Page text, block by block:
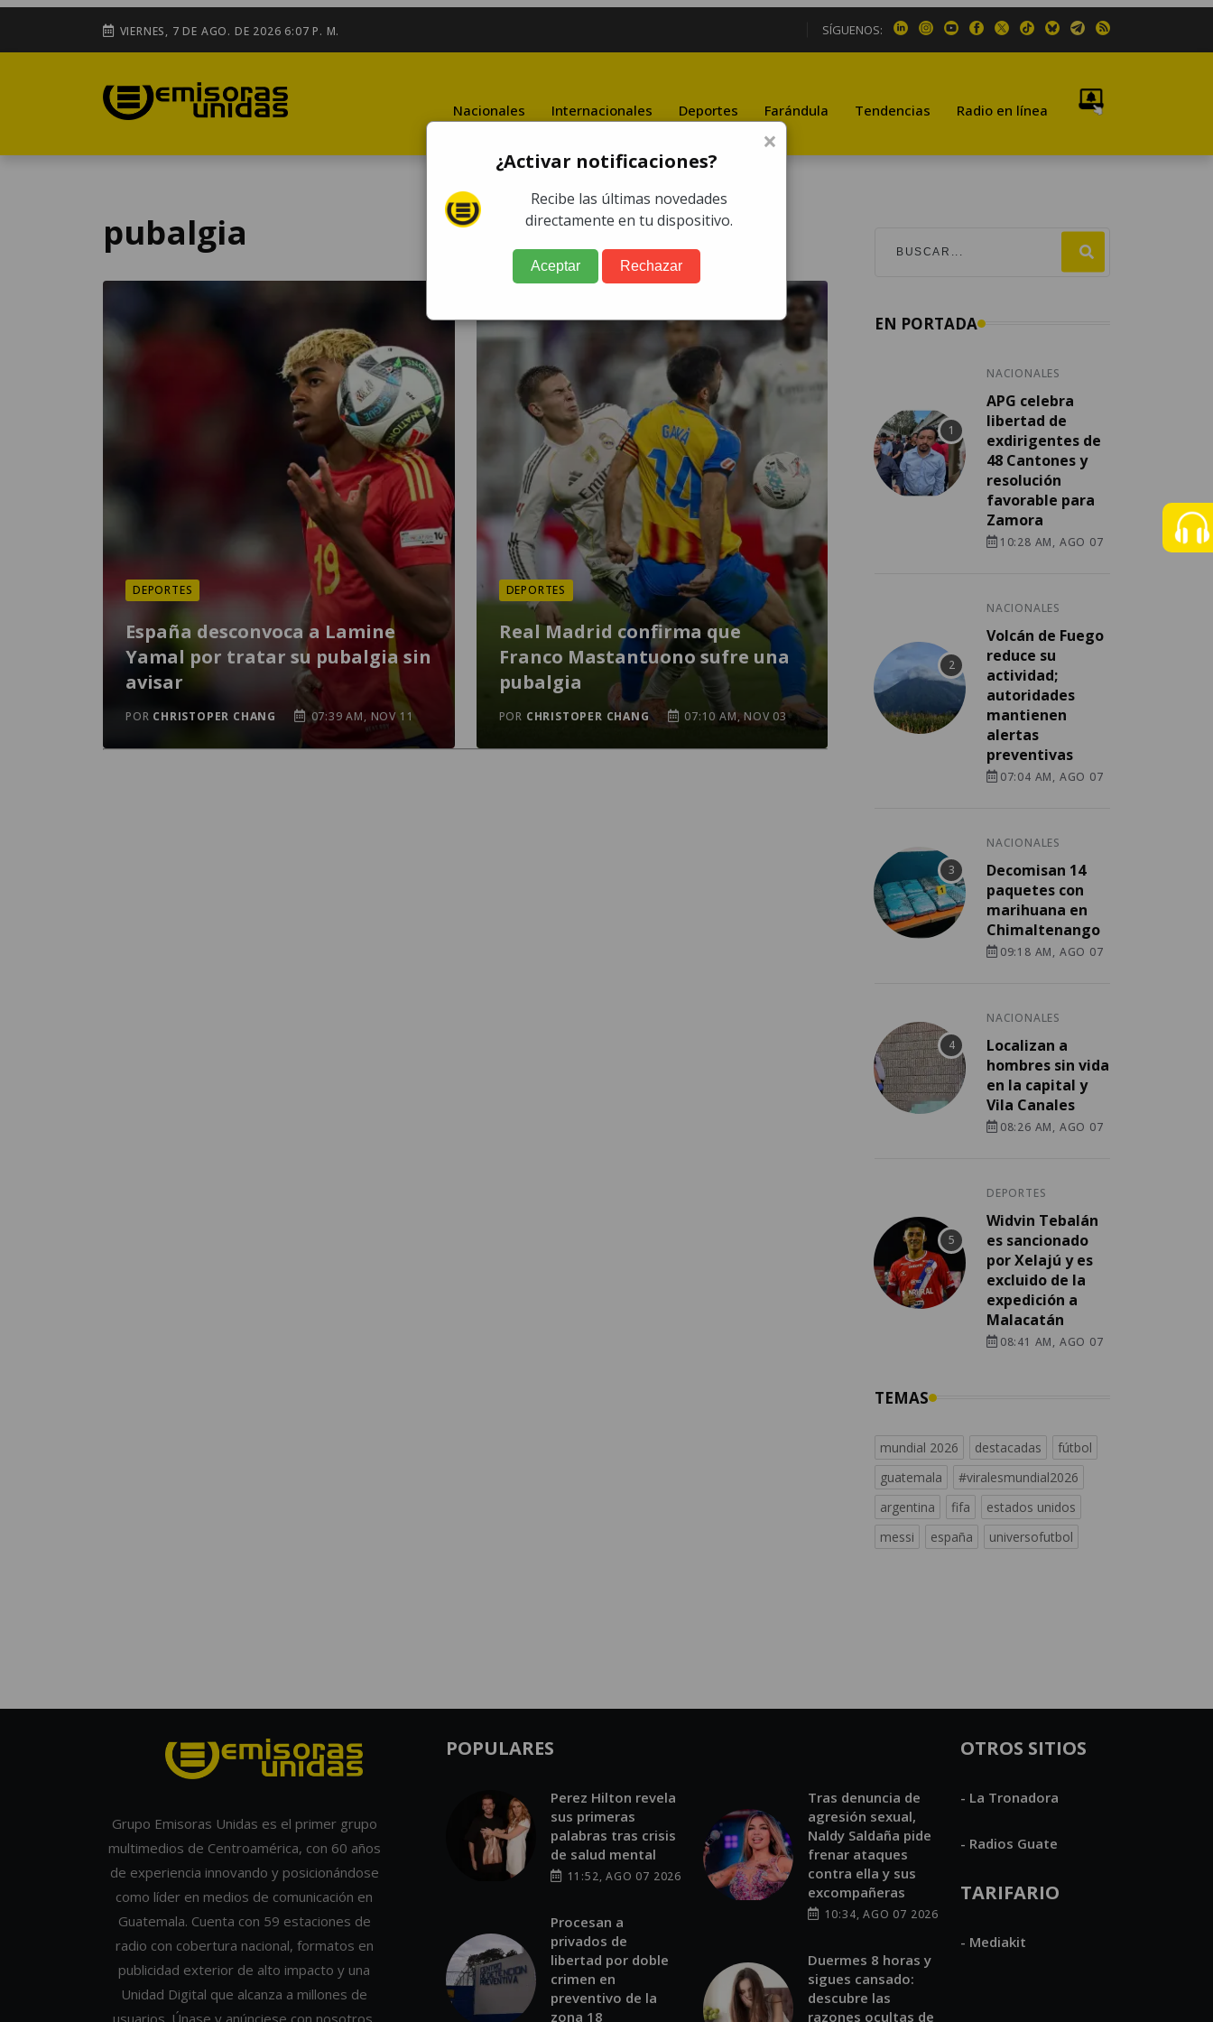
VIERNES, 7 DE AGO. DE 2026 6:07 P. M. SÍGUENOS:
Nacionales Internacionales Deportes Farándula Tendencias Radio en línea
pubalgia
DEPORTES
España desconvoca a Lamine
Yamal por tratar su pubalgia sin
avisar
POR CHRISTOPER CHANG 07:39 AM, NOV 11
DEPORTES
Real Madrid confirma que
Franco Mastantuono sufre una
pubalgia
POR CHRISTOPER CHANG 07:10 AM, NOV 03
EN PORTADA
NACIONALES
APG celebra
libertad de
exdirigentes de
48 Cantones y
resolución
favorable para
Zamora
10:28 AM, AGO 07
NACIONALES
Volcán de Fuego
reduce su
actividad;
autoridades
mantienen
alertas
preventivas
07:04 AM, AGO 07
NACIONALES
Decomisan 14
paquetes con
marihuana en
Chimaltenango
09:18 AM, AGO 07
NACIONALES
Localizan a
hombres sin vida
en la capital y
Vila Canales
08:26 AM, AGO 07
DEPORTES
Widvin Tebalán
es sancionado
por Xelajú y es
excluido de la
expedición a
Malacatán
08:41 AM, AGO 07
TEMAS
mundial 2026 destacadas
fútbol
guatemala
#viralesmundial2026
argentina
fifa
estados unidos
messi
españa universofutbol
Grupo Emisoras Unidas es el primer grupo
multimedios de Centroamérica, con 60 años
de experiencia innovando y posicionándose
como líder en medios de comunicación en
Guatemala. Cuenta con 59 estaciones de
radio con cobertura nacional, formatos en
publicidad exterior de alto impacto y una
Unidad Digital que alcanza a millones de
usuarios. Únase y anúnciese con nosotros.
POPULARES
Perez Hilton revela
sus primeras
palabras tras crisis
de salud mental
11:52, AGO 07 2026
Procesan a
privados de
libertad por doble
crimen en
preventivo de la
zona 18
Tras denuncia de
agresión sexual,
Naldy Saldaña pide
frenar ataques
contra ella y sus
excompañeras
10:34, AGO 07 2026
Duermes 8 horas y
sigues cansado:
descubre las
razones ocultas de
OTROS SITIOS
- La Tronadora
- Radios Guate
TARIFARIO
- Mediakit
×
¿Activar notificaciones?
Recibe las últimas novedades
directamente en tu dispositivo.
Aceptar Rechazar